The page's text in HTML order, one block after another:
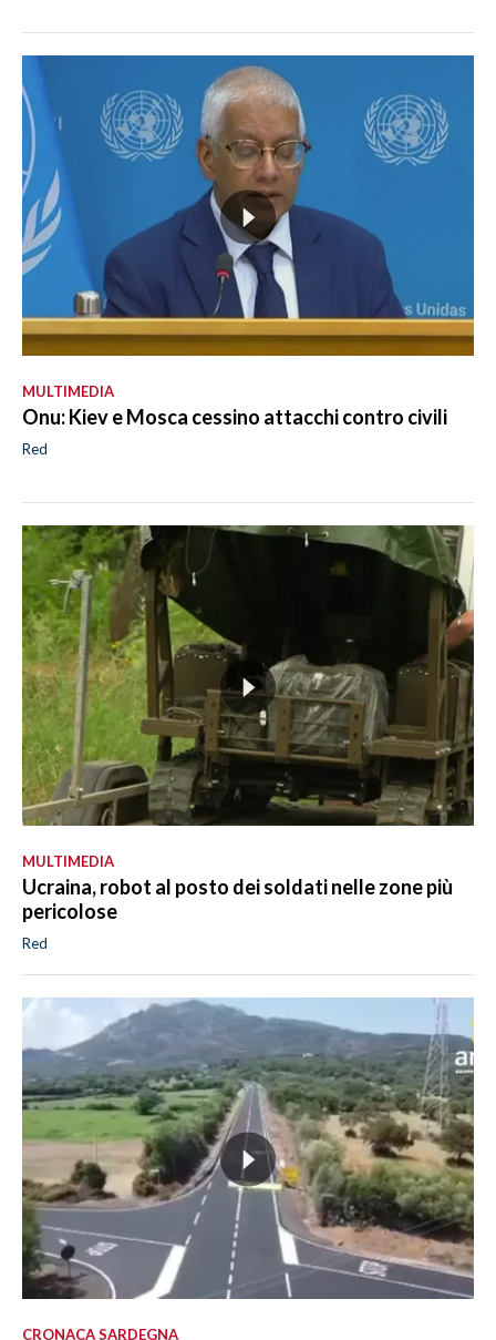
MULTIMEDIA
Onu: Kiev e Mosca cessino attacchi contro civili
Red
MULTIMEDIA
Ucraina, robot al posto dei soldati nelle zone più
pericolose
Red
CRONACA SARDEGNA